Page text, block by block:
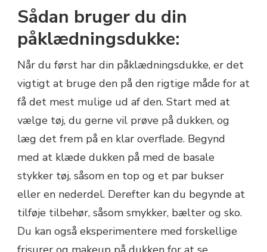
Sådan bruger du din
påklædningsdukke:
Når du først har din påklædningsdukke, er det
vigtigt at bruge den på den rigtige måde for at
få det mest mulige ud af den. Start med at
vælge tøj, du gerne vil prøve på dukken, og
læg det frem på en klar overflade. Begynd
med at klæde dukken på med de basale
stykker tøj, såsom en top og et par bukser
eller en nederdel. Derefter kan du begynde at
tilføje tilbehør, såsom smykker, bælter og sko.
Du kan også eksperimentere med forskellige